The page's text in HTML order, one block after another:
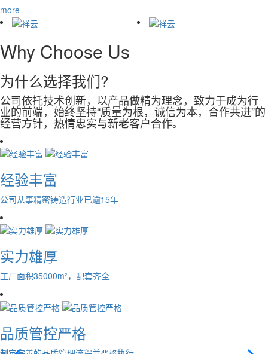
more
Why Choose Us
为什么选择我们?
公司依托技术创新，以产品做精为理念，致力于成为行
业的前端，始终坚持“质量为根，诚信为本，合作共进”的
经营方针，热情忠实与新老客户合作。
经验丰富
公司从事精密铸造行业已逾15年
实力雄厚
工厂面积35000m²，配套齐全
品质管控严格